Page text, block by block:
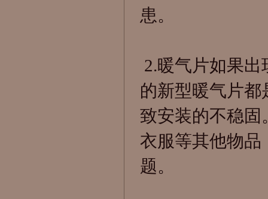
患。
2.暖气片如果
的新型暖气片
致安装的不稳固
衣服等其他物品
题。